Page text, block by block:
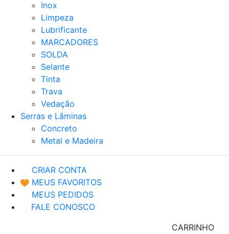
Inox
Limpeza
Lubrificante
MARCADORES
SOLDA
Selante
Tinta
Trava
Vedação
Serras e Lâminas
Concreto
Metal e Madeira
CRIAR CONTA
MEUS FAVORITOS
MEUS PEDIDOS
FALE CONOSCO
CARRINHO